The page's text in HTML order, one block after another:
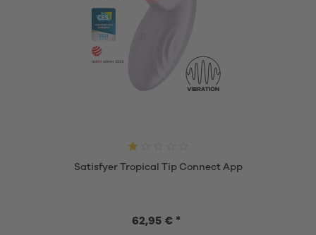
Satisfyer Tropical Tip Connect App
62,95 € *